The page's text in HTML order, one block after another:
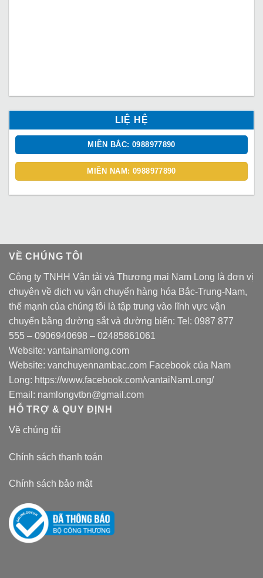
LIỆ HỆ
MIỀN BẮC: 0988977890
MIỀN NAM: 0988977890
VỀ CHÚNG TÔI
Công ty TNHH Vận tải và Thương mại Nam Long là đơn vị
chuyên về dịch vụ vận chuyển hàng hóa Bắc-Trung-Nam,
thế mạnh của chúng tôi là tập trung vào lĩnh vực vận
chuyển bằng đường sắt và đường biển: Tel: 0987 877
555 – 0906940698 – 02485861061
Website: vantainamlong.com
Website: vanchuyennambac.com Facebook của Nam
Long: https://www.facebook.com/vantaiNamLong/
Email: namlongvtbn@gmail.com
HỖ TRỢ & QUY ĐỊNH
Về chúng tôi
Chính sách thanh toán
Chính sách bảo mật